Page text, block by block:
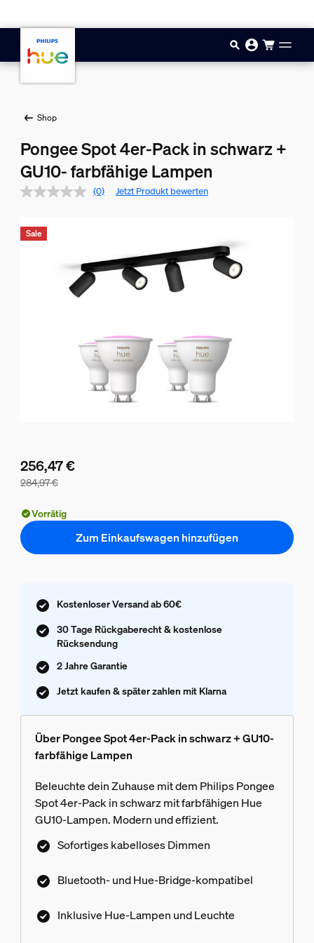
Shop
Pongee Spot 4er-Pack in schwarz +
GU10- farbfähige Lampen
(0) Jetzt Produkt bewerten
284,97 €
256,47 €
Sale
Vorrätig
Zum Einkaufswagen hinzufügen
Kostenloser Versand ab 60€
30 Tage Rückgaberecht & kostenlose
Rücksendung
2 Jahre Garantie
Jetzt kaufen & später zahlen mit Klarna
Über Pongee Spot 4er-Pack in schwarz + GU10-
farbfähige Lampen
Beleuchte dein Zuhause mit dem Philips Pongee
Spot 4er-Pack in schwarz mit farbfähigen Hue
GU10-Lampen. Modern und effizient.
Sofortiges kabelloses Dimmen
Bluetooth- und Hue-Bridge-kompatibel
Inklusive Hue-Lampen und Leuchte